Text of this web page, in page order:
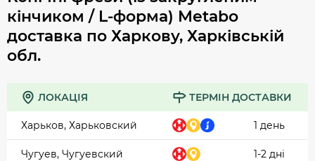
кінчиком / L-форма) Metabo
доставка по Харкову, Харківській
обл.
ЛОКАЦІЯ ТЕРМІН ДОСТАВКИ
Харьков, Харьковский 1 день
Чугуев, Чугуевский 1-2 дні